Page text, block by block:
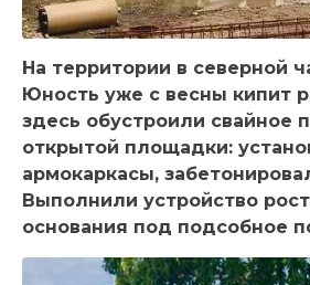
На территории в северной
Юность уже с весны кипит
здесь обустроили свайное
открытой площадки:
армокаркасы,
Выполнили устройство
основания под подсобное